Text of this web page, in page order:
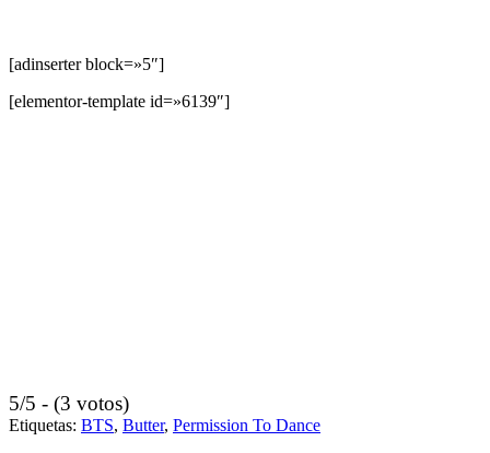
[adinserter block=»5″]
[elementor-template id=»6139″]
5/5 - (3 votos)
Etiquetas: BTS, Butter, Permission To Dance